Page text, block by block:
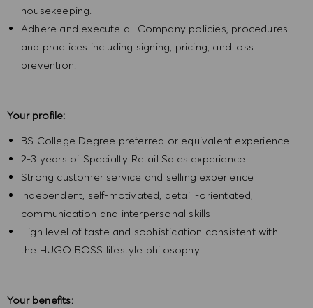
housekeeping.
Adhere and execute all Company policies, procedures
and practices including signing, pricing, and loss
prevention.
Your profile:
BS College Degree preferred or equivalent experience
2-3 years of Specialty Retail Sales experience
Strong customer service and selling experience
Independent, self-motivated, detail -orientated,
communication and interpersonal skills
High level of taste and sophistication consistent with
the HUGO BOSS lifestyle philosophy
Your benefits: